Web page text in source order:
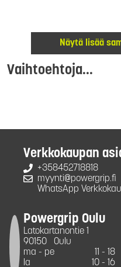
Näytä lisää
Vaihtoehtoja...
Verkkokaupan
+358452718818
myynti@powergrip.fi
WhatsApp
Powergrip Oulu
Latokartanontie 1
90150
Oulu
ma - pe
11 - 18
la
10 - 16